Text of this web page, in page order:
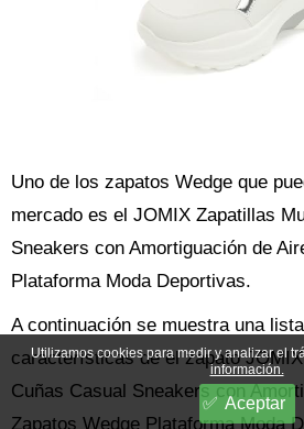
Uno de los zapatos Wedge que
mercado es el JOMIX Zapatillas
Sneakers con Amortiguación de
Plataforma Moda Deportivas.
A continuación se muestra una
características de el zapato
Cuñas Casual Sneakers con
Zapatos Wedge Plataforma Moda
Utilizamos cookies para medir y analizar el
información.
Aceptar